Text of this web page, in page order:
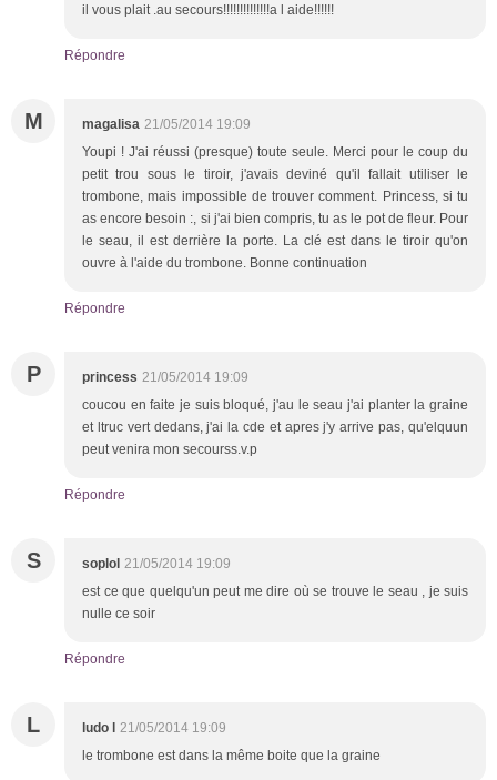
il vous plait .au secours!!!!!!!!!!!!!!a l aide!!!!!!
Répondre
M magalisa 21/05/2014 19:09
Youpi ! J'ai réussi (presque) toute seule. Merci pour le coup du
petit trou sous le tiroir, j'avais deviné qu'il fallait utiliser le
trombone, mais impossible de trouver comment. Princess, si tu
as encore besoin :, si j'ai bien compris, tu as le pot de fleur. Pour
le seau, il est derrière la porte. La clé est dans le tiroir qu'on
ouvre à l'aide du trombone. Bonne continuation
Répondre
P princess 21/05/2014 19:09
coucou en faite je suis bloqué, j'au le seau j'ai planter la graine
et ltruc vert dedans, j'ai la cde et apres j'y arrive pas, qu'elquun
peut venira mon secourss.v.p
Répondre
S soplol 21/05/2014 19:09
est ce que quelqu'un peut me dire où se trouve le seau , je suis
nulle ce soir
Répondre
L ludo l 21/05/2014 19:09
le trombone est dans la même boite que la graine